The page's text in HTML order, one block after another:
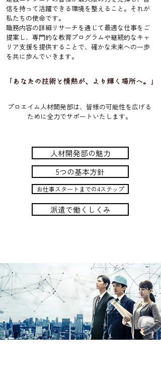
信を持って活躍できる環境を整えること。それが
私たちの使命です。
職務内容の詳細リサーチを通じて最適な仕事をご
提案し、専門的な教育プログラムや継続的なキャ
リア支援を提供することで、確かな未来への一歩
を共に歩んでいきます。
プロエイム人材開発部は、皆様の可能性を広げる
ために全力でサポートいたします。
人材開発部の魅力
5つの基本方針
お仕事スタートまでの4ステップ
派遣で働くしくみ